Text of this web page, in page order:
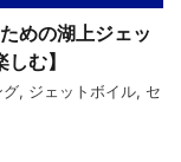
めの湖上ジェッ
む】
グ, ジェットボイル, セ